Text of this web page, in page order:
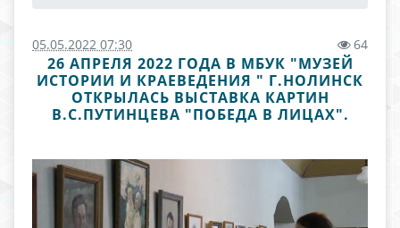
05.05.2022 07:30 64
26 АПРЕЛЯ 2022 ГОДА В МБУК "МУЗЕЙ
ИСТОРИИ И КРАЕВЕДЕНИЯ " Г.НОЛИНСК
ОТКРЫЛАСЬ ВЫСТАВКА КАРТИН
В.С.ПУТИНЦЕВА "ПОБЕДА В ЛИЦАХ".